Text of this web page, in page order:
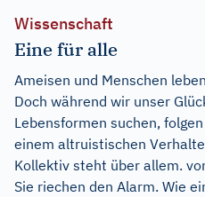
Wissenschaft
Eine für alle
Ameisen und Menschen
Doch während wir unser
Lebensformen suchen,
einem altruistischen
Kollektiv steht über allem. von
Sie riechen den Alarm. Wie